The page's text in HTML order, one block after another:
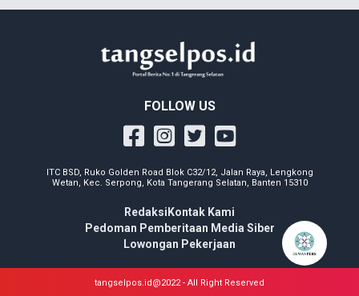
FOLLOW US
ITC BSD, Ruko Golden Road Blok C32/12, Jalan Raya, Lengkong
Wetan, Kec. Serpong, Kota Tangerang Selatan, Banten 15310
Redaksi Kontak Kami
Pedoman Pemberitaan Media Siber
Lowongan Pekerjaan
tangselpos.id@2022 - All Right Reserved